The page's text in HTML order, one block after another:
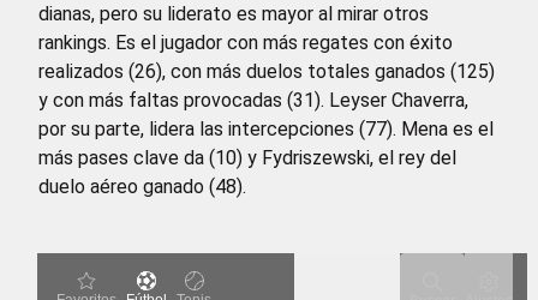
dianas, pero su liderato es mayor al mirar otros
rankings. Es el jugador con más regates con éxito
realizados (26), con más duelos totales ganados (125)
y con más faltas provocadas (31). Leyser Chaverra,
por su parte, lidera las intercepciones (77). Mena es el
más pases clave da (10) y Fydriszewski, el rey del
duelo aéreo ganado (48).